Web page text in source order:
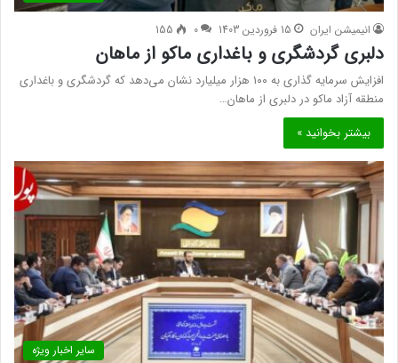
انیمیشن ایران 15 فروردین 1403 0
155
دلبری گردشگری و باغداری ماکو از ماهان
افزایش سرمایه گذاری به ۱۰۰ هزار میلیارد نشان می‌دهد که گردشگری و باغداری
منطقه آزاد ماکو در دلبری از ماهان…
بیشتر بخوانید »
سایر اخبار ویژه